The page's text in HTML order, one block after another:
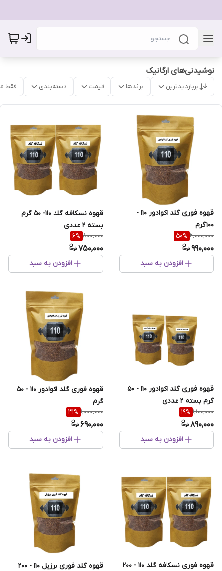
نوشیدنی‌های ارگانیک
پربازدیدترین برندها قیمت دسته‌بندی فقط
قهوه فوری گلد اکوادور 110 -
100 گرم
2,000,000
50%
990,000
افزودن به سبد
قهوه نسکافه گلد 110- 50 گرم
بسته 2 عددی
800,000
6%
750,000
افزودن به سبد
قهوه فوری گلد اکوادور 110 - 50
گرم بسته 2 عددی
1,100,000
19%
890,000
افزودن به سبد
قهوه فوری گلد اکوادور 110 - 50
گرم
1,000,000
31%
690,000
افزودن به سبد
قهوه فوری نسکافه گلد 110 - 200
قهوه گلد فوری برزیل 110 - 200